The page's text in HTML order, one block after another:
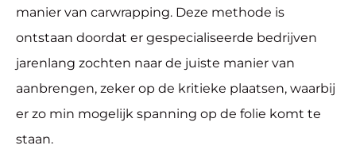
manier van carwrapping. Deze methode is
ontstaan doordat er gespecialiseerde bedrijven
jarenlang zochten naar de juiste manier van
aanbrengen, zeker op de kritieke plaatsen, waarbij
er zo min mogelijk spanning op de folie komt te
staan.